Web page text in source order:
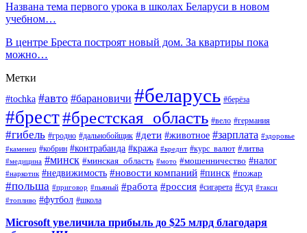
Названа тема первого урока в школах Беларуси в новом
учебном…
В центре Бреста построят новый дом. За квартиры пока
можно…
Метки
#tochka #авто #барановичи #беларусь #берёза
#брест#брестская_область #вело #германия
#гибель #гродно #дальнобойщик #дети #животное #зарплата #здоровье
#каменец #кобрин #контрабанда #кража #кредит #курс_валют #литва
#медицина #минск #минская_область #мото #мошенничество #налог
#наркотик #недвижимость #новости компаний #пинск #пожар
#польша #приговор #пьяный #работа #россия #сигарета #суд #такси
#топливо #футбол #школа
Microsoft увеличила прибыль до $25 млрд благодаря